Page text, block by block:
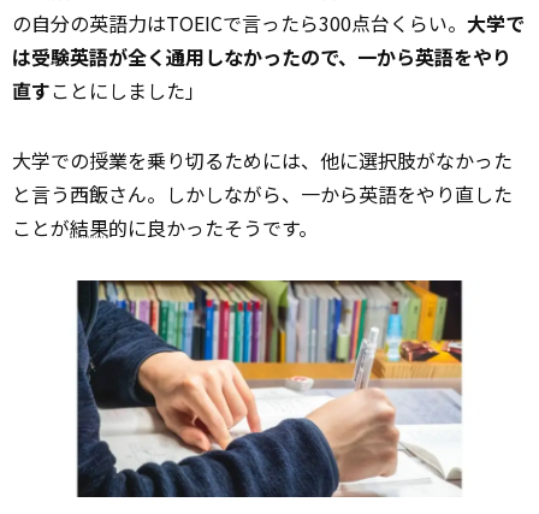
の自分の英語力はTOEICで言ったら300点台くらい。 大学で
は受験英語が全く通用しなかったので、一から英語をやり
直すことにしました」
大学での授業を乗り切るためには、他に選択肢がなかった
と言う西飯さん。しかしながら、一から英語をやり直した
ことが結果的に良かったそうです。